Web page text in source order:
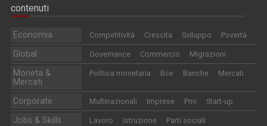
contenuti
Economia Competitività Crescita Sviluppo Povertà
Global Governance Commercio Migrazioni
Moneta &
Mercati
Politica monetaria Bce Banche Mercati
Corporate Multinazionali Imprese Pmi Start-up
Jobs & Skills Lavoro Istruzione
Parti sociali